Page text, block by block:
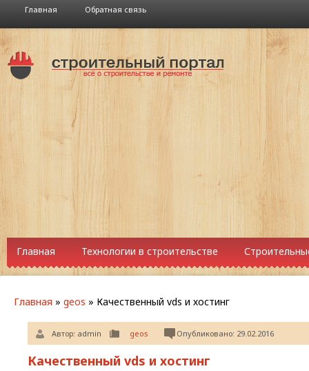
Главная Обратная связь
Главная Технологии в строительстве
Главная » geos » Качественный vds и хостинг
Автор: admin geos Опубликовано: 29.02.2016
Качественный vds и хостинг